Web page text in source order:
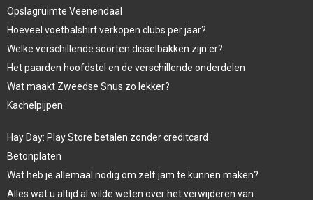
Opslagruimte Veenendaal
Hoeveel voetbalshirt verkopen clubs per jaar?
Welke verschillende soorten disselbakken zijn er?
Het paarden hoofdstel en de verschillende onderdelen
Wat maakt Zweedse Snus zo lekker?
Kachelpijpen
Hay Day: Play Store betalen zonder creditcard
Betonplaten
Wat heb je allemaal nodig om zelf jam te kunnen maken?
Alles wat u altijd al wilde weten over het verwijderen van